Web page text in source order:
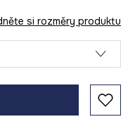
si rozměry produktu